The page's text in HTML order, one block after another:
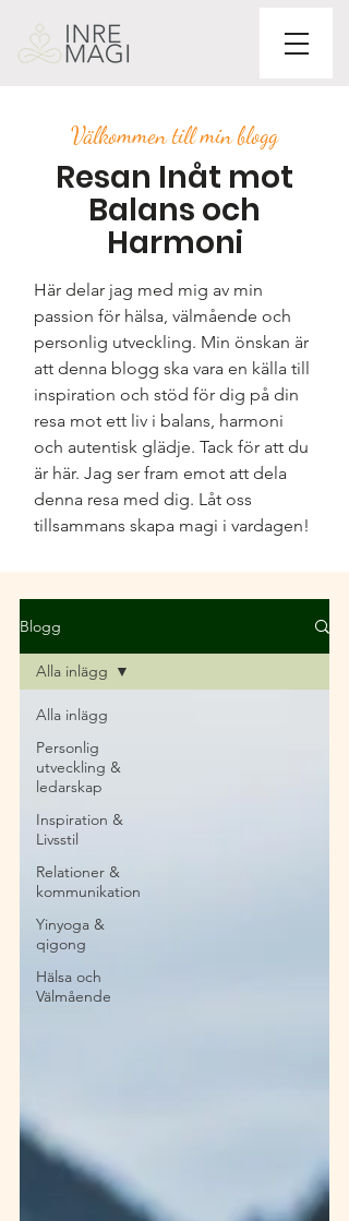
Välkommen till min blogg
Resan Inåt mot
Balans och
Harmoni
Här delar jag med mig av min
passion för hälsa, välmående och
personlig utveckling. Min önskan är
att denna blogg ska vara en källa till
inspiration och stöd för dig på din
resa mot ett liv i balans, harmoni
och autentisk glädje. Tack för att du
är här. Jag ser fram emot att dela
denna resa med dig. Låt oss
tillsammans skapa magi i vardagen!
Blogg
Alla inlägg
Personlig
utveckling &
ledarskap
Inspiration &
Livsstil
Relationer &
kommunikation
Yinyoga &
qigong
Hälsa och
Välmående
Alla inlägg